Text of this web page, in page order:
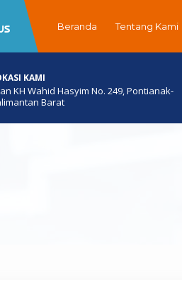
Beranda Tentang Kami
KAMI
KH Wahid Hasyim No. 249, Pontianak-
Barat